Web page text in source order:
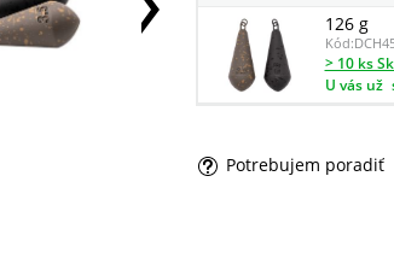
126 g
Kód:
> 10 ks
U vás už
Potrebujem poradiť